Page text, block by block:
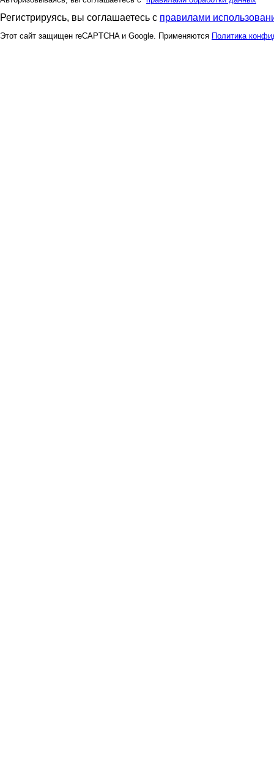
Регистрируясь, вы соглашаетесь с правилами
Этот сайт защищен reCAPTCHA и Google. Применяются Политика